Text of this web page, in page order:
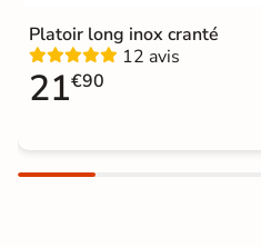
Platoir long inox cranté
12 avis
21€90